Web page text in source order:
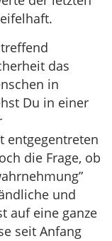
das
in
Du in einer
entgegentreten
die Frage, ob
und
auf eine ganze
seit Anfang